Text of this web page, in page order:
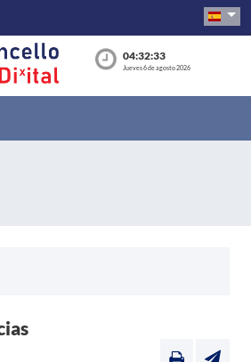
04:32:33
Jueves 6 de agosto 2026